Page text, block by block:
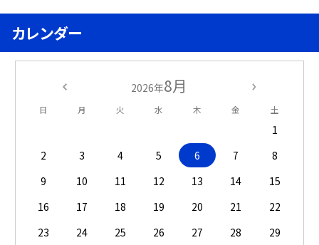
カレンダー
2026年8月
日 月 火 水 木 金 土
1
2
3 4 5 6 7
8
9
10 11 12 13 14
15
16
17 18 19 20 21
22
23
24 25 26 27 28
29